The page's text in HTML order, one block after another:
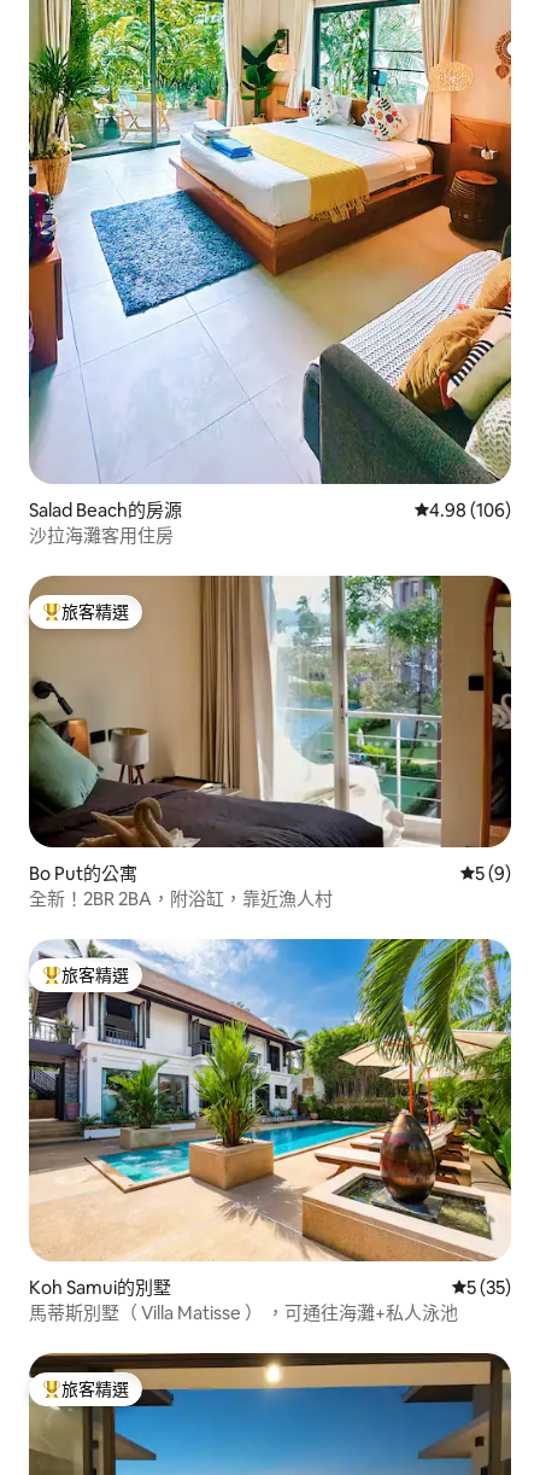
Salad Beach的房源 從 106 則評價
4.98 (106)
沙拉海灘客用住房
旅客精選榜首
旅客精選
Bo Put的公寓 從 9 則評
5 (9)
全新！2BR 2BA，附浴缸，靠近漁人村
旅客精選榜首
旅客精選
Koh Samui的別墅 從 35 則評
5 (35)
馬蒂斯別墅（ Villa Matisse ） ，可通往海灘+私人泳池
旅客精選榜首
旅客精選